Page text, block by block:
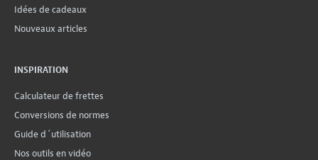
Idées de cadeaux
Nouveaux articles
INSPIRATION
Calculateur de frettes
Conversions de normes
Guide d´utilisation
Nos outils en vidéo